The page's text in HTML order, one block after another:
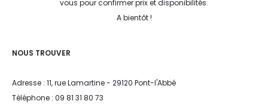
vous pour confirmer prix et disponibilités.
A bientôt !
NOUS TROUVER
Adresse : 11, rue Lamartine - 29120 Pont-l'Abbé
Téléphone : 09 81 31 80 73